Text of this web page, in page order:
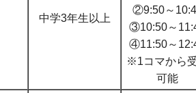
中学3年生以上
②9:50～
③10:50～
④11:50～
※1コマから
可能